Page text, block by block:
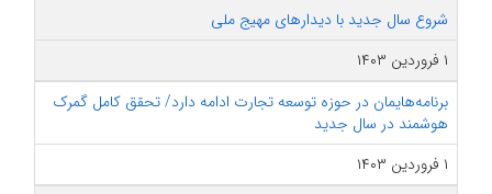
شروع سال جدید با دیدارهای مهیج ملی
۱ فروردین ۱۴۰۳
برنامه‌هایمان در حوزه توسعه تجارت ادامه دارد/ تحقق کامل گمرک
هوشمند در سال جدید
۱ فروردین ۱۴۰۳